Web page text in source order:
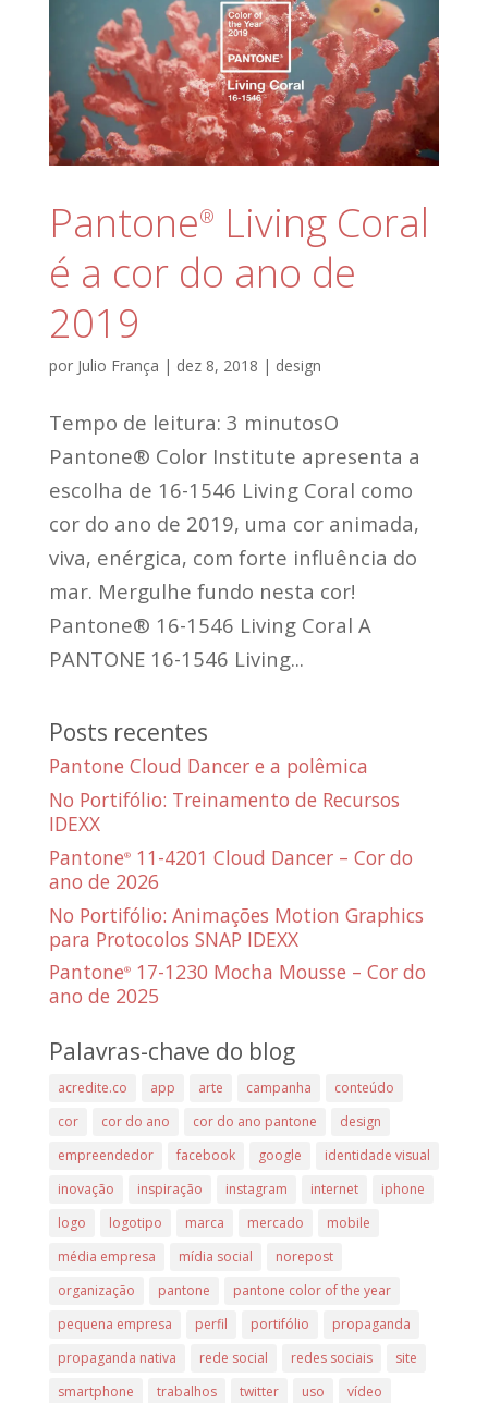
Pantone®
Living Coral
é a cor do ano de
2019
por Julio França | dez 8, 2018 | design
Tempo de leitura: 3 minutosO
Pantone® Color Institute apresenta a
escolha de 16-1546 Living Coral como
cor do ano de 2019, uma cor animada,
viva, enérgica, com forte influência do
mar. Mergulhe fundo nesta cor!
Pantone® 16-1546 Living Coral A
PANTONE 16-1546 Living...
Posts recentes
Pantone Cloud Dancer e a polêmica
No Portifólio: Treinamento de Recursos
IDEXX
Pantone®11-4201 Cloud Dancer – Cor do
ano de 2026
No Portifólio: Animações Motion Graphics
para Protocolos SNAP IDEXX
Pantone®17-1230 Mocha Mousse – Cor do
ano de 2025
Palavras-chave do blog
acredite.co app arte campanha
conteúdo
cor
cor do ano cor do ano pantone
design
empreendedor
facebook google
identidade visual
inovação
inspiração instagram internet
iphone
logo
logotipo marca mercado
mobile
média empresa
mídia social
norepost
organização
pantone
pantone color of the year
pequena empresa
perfil portifólio
propaganda
propaganda nativa
rede social redes sociais
site
smartphone
trabalhos twitter uso
vídeo